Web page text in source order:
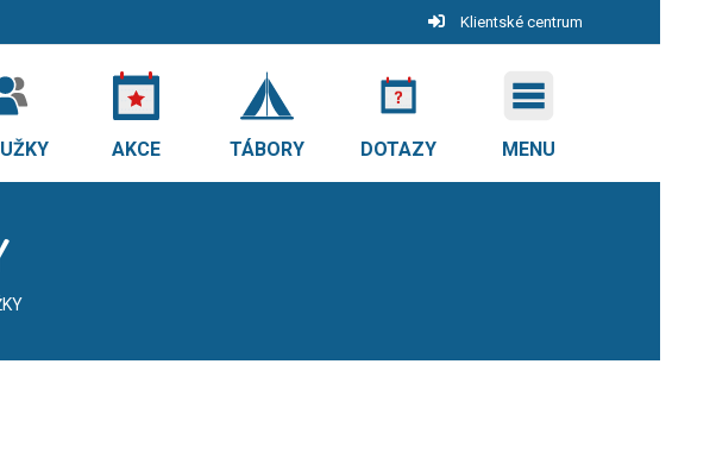
Klientské centrum
AKCE TÁBORY DOTAZY MENU